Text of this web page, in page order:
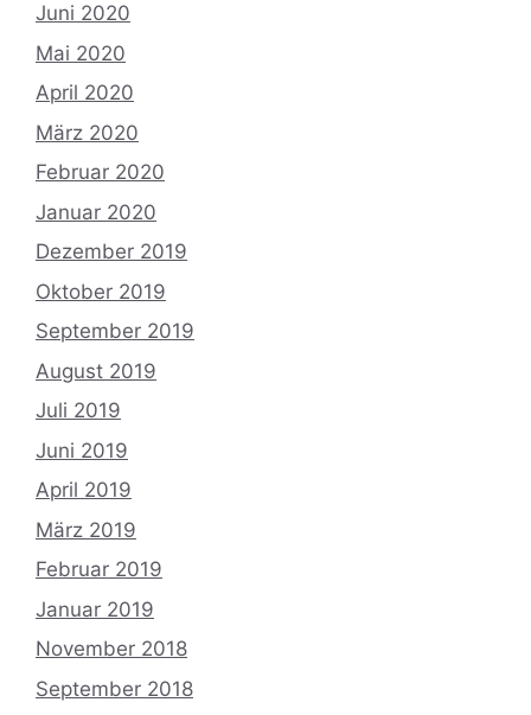
Juni 2020
Mai 2020
April 2020
März 2020
Februar 2020
Januar 2020
Dezember 2019
Oktober 2019
September 2019
August 2019
Juli 2019
Juni 2019
April 2019
März 2019
Februar 2019
Januar 2019
November 2018
September 2018